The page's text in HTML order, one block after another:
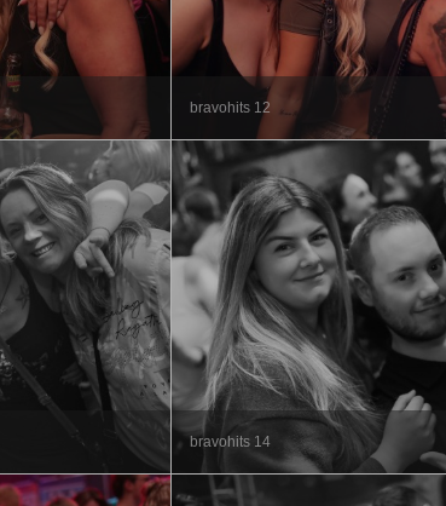
bravohits 12
bravohits 14